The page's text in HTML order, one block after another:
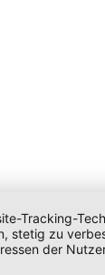
Tracking-
stetig zu
der